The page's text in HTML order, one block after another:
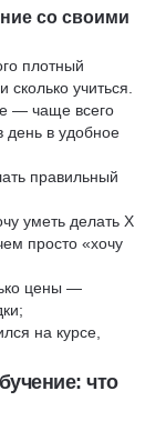
со своими
плотный
учиться.
— чаще всего
день в удобное
правильный
уметь делать X
просто «хочу
цены —
на курсе,
что